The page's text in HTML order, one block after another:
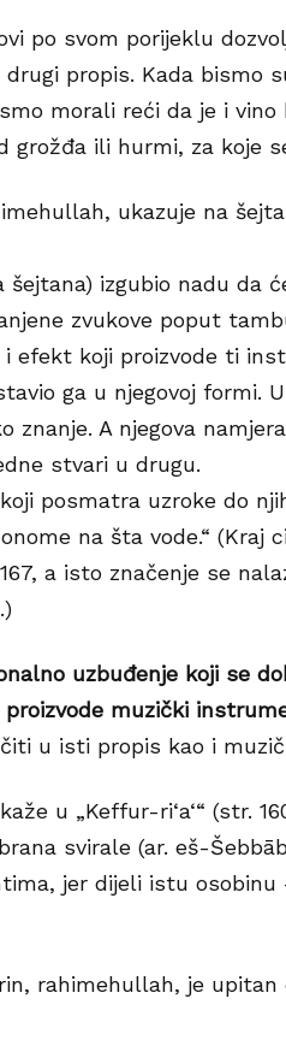
po svom porijeklu
drugi propis. Kada bismo
morali reći da je i
grožđa ili hurmi, za koje
ukazuje na
šejtana) izgubio nadu da
zvukove poput
i efekt koji proizvode ti
ga u njegovoj formi.
znanje. A njegova
stvari u drugu.
posmatra uzroke do
na šta vode.“ (Kraj
a isto značenje se
uzbuđenje koji se
proizvode muzički
u isti propis kao i
u „Keffur-ri‘a‘“ (str.
svirale (ar. eš-
jer dijeli istu osobinu
rahimehullah, je upitan